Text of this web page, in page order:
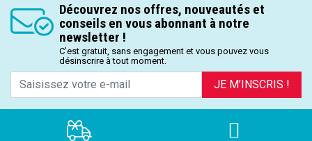
Découvrez nos offres, nouveautés et
conseils en vous abonnant à notre
newsletter !
C’est gratuit, sans engagement et vous pouvez vous
désinscrire à tout moment.
JE M’INSCRIS !